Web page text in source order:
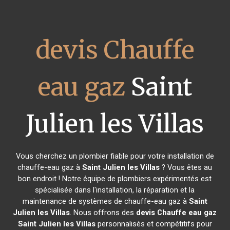
devis Chauffe
eau gaz Saint
Julien les Villas
Vous cherchez un plombier fiable pour votre installation de
chauffe-eau gaz àSaint Julien les Villas ? Vous êtes au
bon endroit ! Notre équipe de plombiers expérimentés est
spécialisée dans l'installation, la réparation et la
maintenance de systèmes de chauffe-eau gaz à Saint
Julien les Villas. Nous offrons des devis Chauffe eau gaz
Saint Julien les Villaspersonnalisés et compétitifs pour